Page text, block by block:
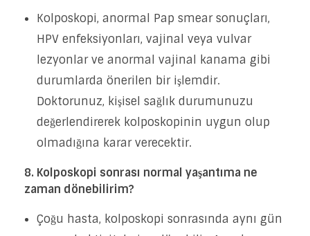
Kolposkopi, anormal Pap smear sonuçları,
HPV enfeksiyonları, vajinal veya vulvar
lezyonlar ve anormal vajinal kanama gibi
durumlarda önerilen bir işlemdir.
Doktorunuz, kişisel sağlık durumunuzu
değerlendirerek kolposkopinin uygun olup
olmadığına karar verecektir.
8. Kolposkopi sonrası normal yaşantıma ne
zaman dönebilirim?
Çoğu hasta, kolposkopi sonrasında aynı gün